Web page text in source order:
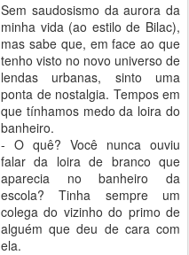
Sem saudosismo da aurora da
minha vida (ao estilo de Bilac),
mas sabe que, em face ao que
tenho visto no novo universo de
lendas urbanas, sinto uma
ponta de nostalgia. Tempos em
que tínhamos medo da loira do
banheiro.
- O quê? Você nunca ouviu
falar da loira de branco que
aparecia no banheiro da
escola? Tinha sempre um
colega do vizinho do primo de
alguém que deu de cara com
ela.